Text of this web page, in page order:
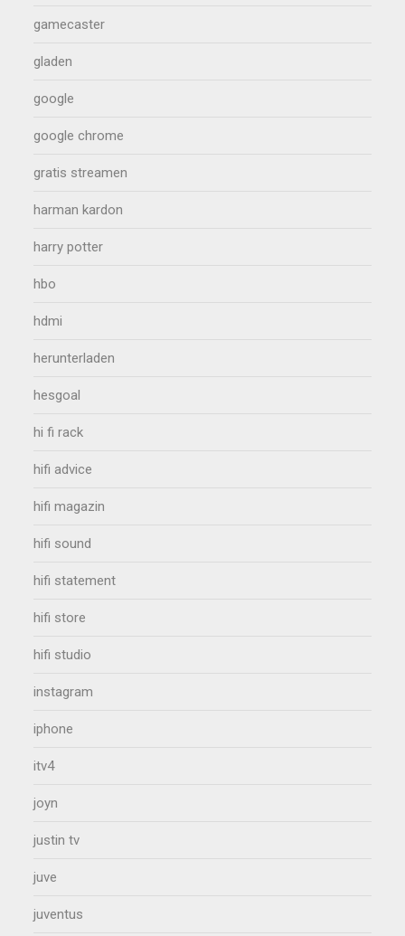
gamecaster
gladen
google
google chrome
gratis streamen
harman kardon
harry potter
hbo
hdmi
herunterladen
hesgoal
hi fi rack
hifi advice
hifi magazin
hifi sound
hifi statement
hifi store
hifi studio
instagram
iphone
itv4
joyn
justin tv
juve
juventus